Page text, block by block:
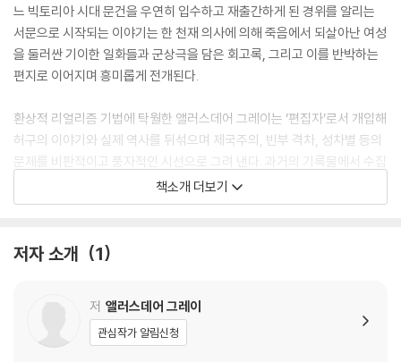
느 빅토리아 시대 문건을 우연히 입수하고 재출간하게 된 경위를 알리는
서문으로 시작되는 이야기는 한 천재 의사에 의해 죽음에서 되살아난 여성
을 둘러싼 기이한 일화들과 군상극을 담은 회고록, 그리고 이를 반박하는
편지로 이어지며 흥미롭게 전개된다.
환상적 리얼리즘 기법에 탁월한 앨러스데어 그레이는 ‘편집자’로서 개입해
허구의 이야기와 실제 역사를 뒤섞으며 제국주의, 빈부 격차, 성차별 등의
문제를 비판적이고 풍자적인 시선으로 그려 낸다. 과거의 기록물에서 수집
한 삽화와 실제로 저명한 화가이기도 했던 그레이가 직접 그린 판화 역시
몰입감을 높이는 요소다. 이 작품을 바탕으로 요르고스 란티모스( 「킬링 디
톤, 윌렘 데포, 마크 러팔로가 출연한다.
은 허구 작품을 썼노라고 말했다. 그러자 그는 그것이 허구임을 알아볼 만
큼 자신은 충분히 많은 역사서를 저술했노라고 말했다. 이에 대해선 나 자
책소개 더보기
저자 소개 1
저 앨러스데어 그레이
관심작가 알림신청